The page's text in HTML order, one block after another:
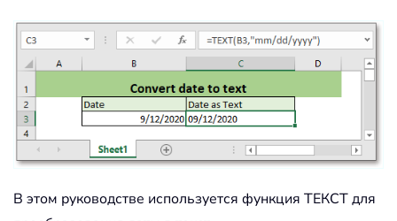
В этом руководстве используется функция ТЕКСТ для